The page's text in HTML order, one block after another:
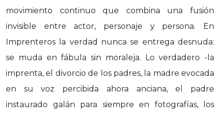
movimiento continuo que combina una fusión
invisible entre actor, personaje y persona. En
Imprenteros la verdad nunca se entrega desnuda:
se muda en fábula sin moraleja. Lo verdadero -la
imprenta, el divorcio de los padres, la madre evocada
en su voz percibida ahora anciana, el padre
instaurado galán para siempre en fotografías, los